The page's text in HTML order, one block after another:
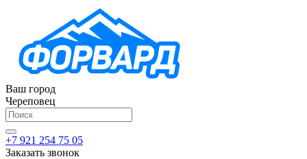
Ваш город
Череповец
+7 921 254 75 05
Заказать звонок